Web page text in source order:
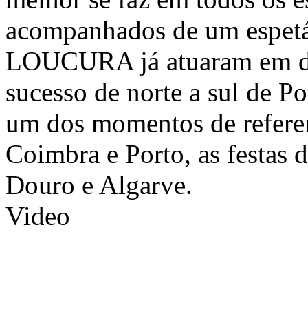
acompanhados de um
LOUCURA já atuaram em
sucesso de norte a sul de
um dos momentos de
Coimbra e Porto, as festas
Douro e Algarve.
Video